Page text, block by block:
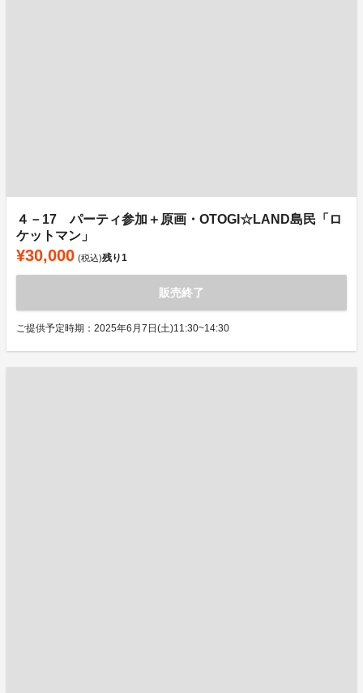
４－17 パーティ参加＋原画・OTOGI☆LAND島民「ロ
ケットマン」
¥30,000 (税込)残り1
販売終了
ご提供予定時期：2025年6月7日(土)11:30~14:30